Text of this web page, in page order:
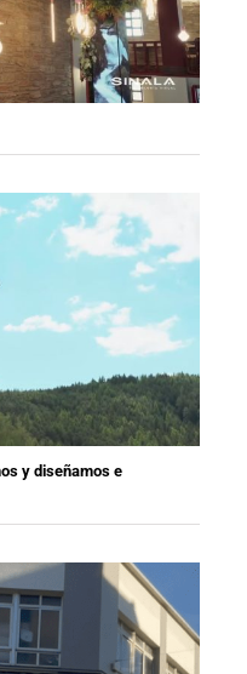
y diseñamos e